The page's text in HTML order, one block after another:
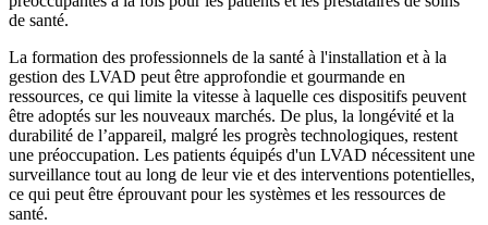
de santé.
La formation des professionnels de la santé à l'installation et à la
gestion des LVAD peut être approfondie et gourmande en
ressources, ce qui limite la vitesse à laquelle ces dispositifs peuvent
être adoptés sur les nouveaux marchés. De plus, la longévité et la
durabilité de l’appareil, malgré les progrès technologiques, restent
une préoccupation. Les patients équipés d'un LVAD nécessitent une
surveillance tout au long de leur vie et des interventions potentielles,
ce qui peut être éprouvant pour les systèmes et les ressources de
santé.